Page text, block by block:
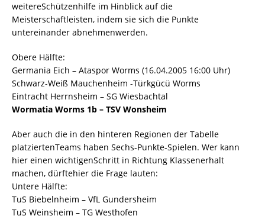
weitereSchützenhilfe im Hinblick auf die
Meisterschaftleisten, indem sie sich die Punkte
untereinander abnehmenwerden.
Obere Hälfte:
Germania Eich – Ataspor Worms (16.04.2005 16:00 Uhr)
Schwarz-Weiß Mauchenheim -Türkgücü Worms
Eintracht Herrnsheim – SG Wiesbachtal
Wormatia Worms 1b – TSV Wonsheim
Aber auch die in den hinteren Regionen der Tabelle
platziertenTeams haben Sechs-Punkte-Spielen. Wer kann
hier einen wichtigenSchritt in Richtung Klassenerhalt
machen, dürftehier die Frage lauten:
Untere Hälfte:
TuS Biebelnheim – VfL Gundersheim
TuS Weinsheim – TG Westhofen